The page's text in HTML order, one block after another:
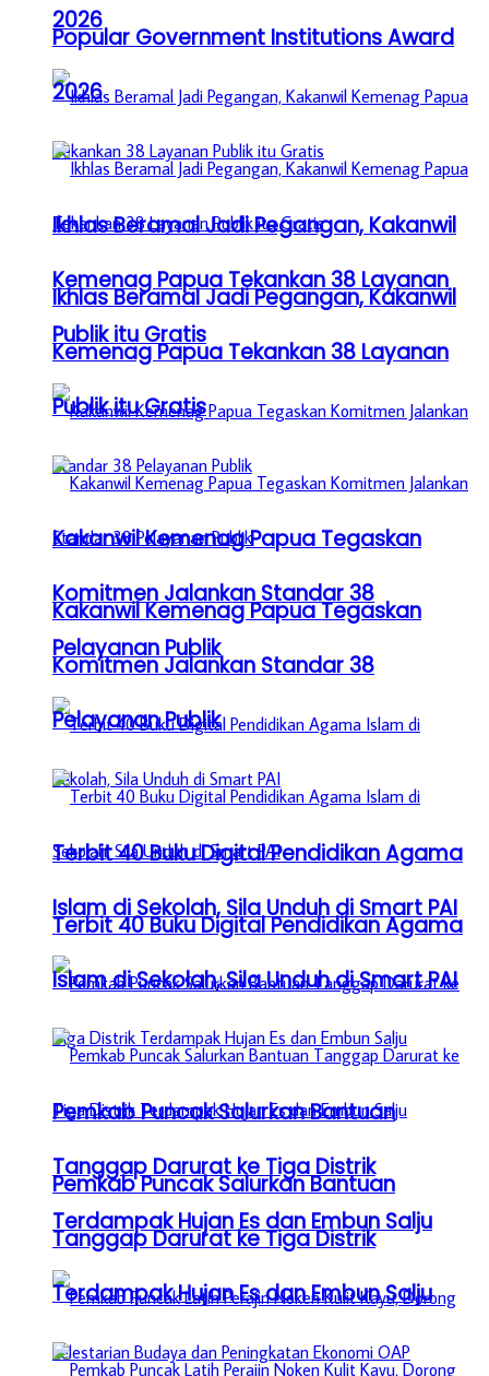
2026
Ikhlas Beramal Jadi Pegangan, Kakanwil
Kemenag Papua Tekankan 38 Layanan
Publik itu Gratis
Kakanwil Kemenag Papua Tegaskan
Komitmen Jalankan Standar 38
Pelayanan Publik
Terbit 40 Buku Digital Pendidikan Agama
Islam di Sekolah, Sila Unduh di Smart PAI
Pemkab Puncak Salurkan Bantuan
Tanggap Darurat ke Tiga Distrik
Terdampak Hujan Es dan Embun Salju
Popular Government Institutions Award
2026
Ikhlas Beramal Jadi Pegangan, Kakanwil
Kemenag Papua Tekankan 38 Layanan
Publik itu Gratis
Kakanwil Kemenag Papua Tegaskan
Komitmen Jalankan Standar 38
Pelayanan Publik
Terbit 40 Buku Digital Pendidikan Agama
Islam di Sekolah, Sila Unduh di Smart PAI
Pemkab Puncak Salurkan Bantuan
Tanggap Darurat ke Tiga Distrik
Terdampak Hujan Es dan Embun Salju